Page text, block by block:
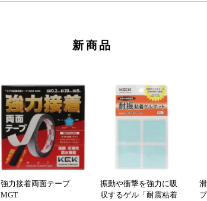
新商品
強力接着両面テープ
MGT
振動や衝撃を強力に吸
収するゲル「耐震粘着